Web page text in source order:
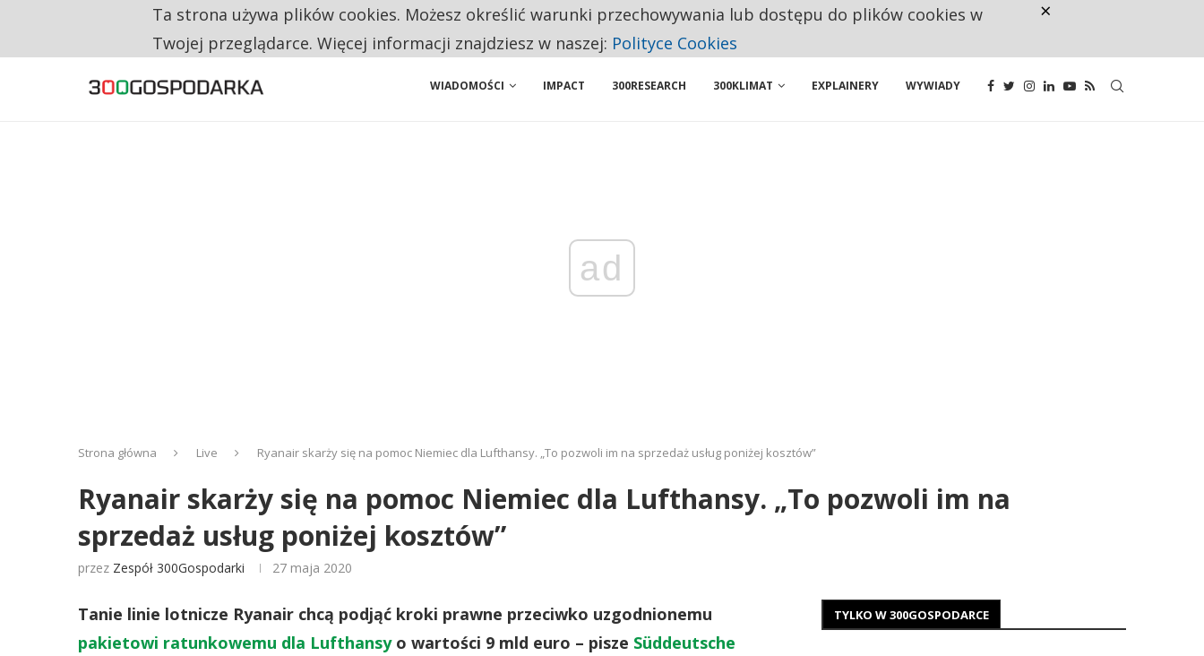
RESTRYKCJE CHIN UDERZAJĄ W EUROPEJSKI PRZEMYSŁ. NA LIŚCIE SĄ DWA PODMIOTY Z POLSKI
WIADOMOŚCI IMPACT 300RESEARCH 300KLIMAT EXPLAINERY WYWIADY
ad
Strona główna Live Ryanair skarży się na pomoc Niemiec dla Lufthansy. „To pozwoli im na sprzedaż usług poniżej kosztów”
Ryanair skarży się na pomoc Niemiec dla Lufthansy. „To pozwoli im na
sprzedaż usług poniżej kosztów”
przez Zespół 300Gospodarki 27 maja 2020
Tanie linie lotnicze Ryanair chcą podjąć kroki prawne przeciwko uzgodnionemu
pakietowi ratunkowemu dla Lufthansyo wartości 9 mld euro – pisze Süddeutsche
TYLKO W 300GOSPODARCE
Ta strona używa plików cookies. Możesz określić warunki przechowywania lub dostępu do plików cookies w
Twojej przeglądarce. Więcej informacji znajdziesz w naszej: Polityce Cookies
×